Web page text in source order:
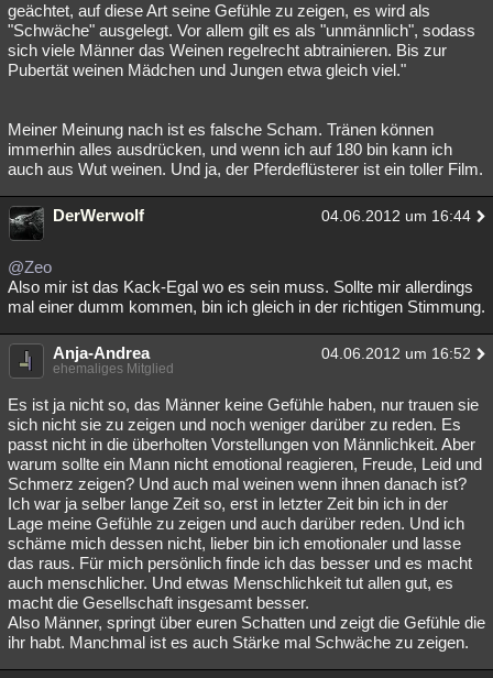
geächtet, auf diese Art seine Gefühle zu zeigen, es wird als
"Schwäche" ausgelegt. Vor allem gilt es als "unmännlich", sodass
sich viele Männer das Weinen regelrecht abtrainieren. Bis zur
Pubertät weinen Mädchen und Jungen etwa gleich viel."
Meiner Meinung nach ist es falsche Scham. Tränen können
immerhin alles ausdrücken, und wenn ich auf 180 bin kann ich
auch aus Wut weinen. Und ja, der Pferdeflüsterer ist ein toller Film.
DerWerwolf 04.06.2012 um 16:44
@Zeo
Also mir ist das Kack-Egal wo es sein muss. Sollte mir allerdings
mal einer dumm kommen, bin ich gleich in der richtigen Stimmung.
Anja-Andrea 04.06.2012 um 16:52
ehemaliges Mitglied
Es ist ja nicht so, das Männer keine Gefühle haben, nur trauen sie
sich nicht sie zu zeigen und noch weniger darüber zu reden. Es
passt nicht in die überholten Vorstellungen von Männlichkeit. Aber
warum sollte ein Mann nicht emotional reagieren, Freude, Leid und
Schmerz zeigen? Und auch mal weinen wenn ihnen danach ist?
Ich war ja selber lange Zeit so, erst in letzter Zeit bin ich in der
Lage meine Gefühle zu zeigen und auch darüber reden. Und ich
schäme mich dessen nicht, lieber bin ich emotionaler und lasse
das raus. Für mich persönlich finde ich das besser und es macht
auch menschlicher. Und etwas Menschlichkeit tut allen gut, es
macht die Gesellschaft insgesamt besser.
Also Männer, springt über euren Schatten und zeigt die Gefühle die
ihr habt. Manchmal ist es auch Stärke mal Schwäche zu zeigen.